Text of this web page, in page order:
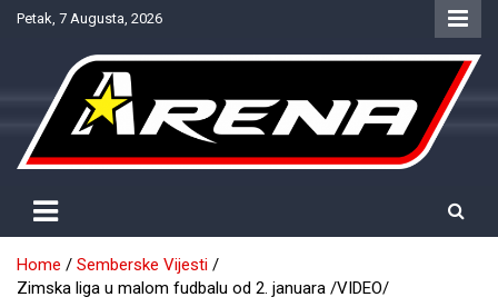
SkipPetak, 7 Augusta, 2026
NTV Arena
Home
Semberske Vijesti
Zimska liga u malom fudbalu od 2. januara /VIDEO/